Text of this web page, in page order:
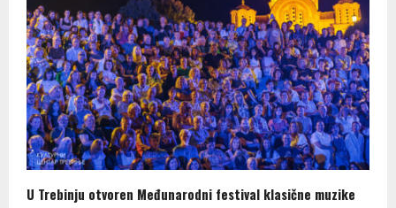
U Trebinju otvoren Međunarodni festival klasične muzike